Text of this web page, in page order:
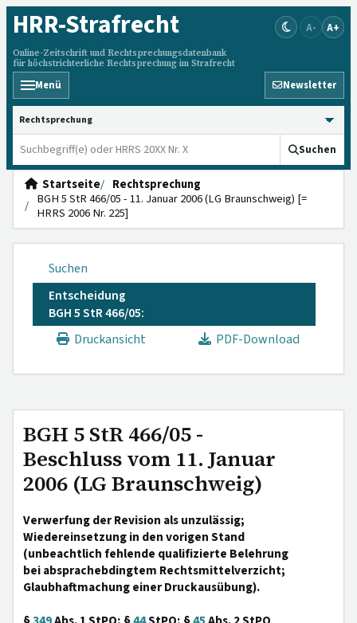
HRR-Strafrecht
Online-Zeitschrift und Rechtsprechungsdatenbank
für höchstrichterliche Rechtsprechung im Strafrecht
A- A+
Menü Newsletter
HRRS durchsuchen
Suchen
Startseite
Rechtsprechung
BGH 5 StR 466/05 - 11. Januar 2006 (LG Braunschweig) [=
HRRS 2006 Nr. 225]
Suchen
Entscheidung
BGH 5 StR 466/05:
Druckansicht
PDF-Download
BGH 5 StR 466/05 -
Beschluss vom 11. Januar
2006 (LG Braunschweig)
Verwerfung der Revision als unzulässig;
Wiedereinsetzung in den vorigen Stand
(unbeachtlich fehlende qualifizierte Belehrung
bei absprachebdingtem Rechtsmittelverzicht;
Glaubhaftmachung einer Druckausübung).